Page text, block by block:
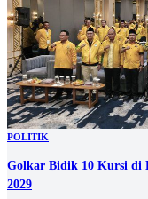
POLITIK
Golkar Bidik 10 Kursi di
2029